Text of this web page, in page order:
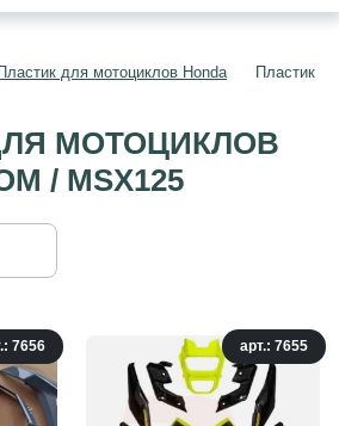
Пластик для мотоциклов Honda Пластик
МОТОЦИКЛОВ
/ MSX125
7656 арт.: 7655